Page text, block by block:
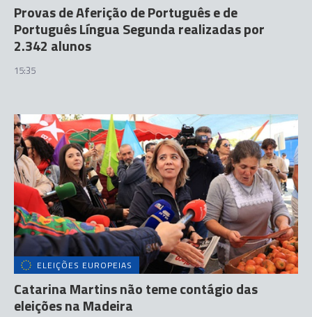
Provas de Aferição de Português e de
Português Língua Segunda realizadas por
2.342 alunos
15:35
ELEIÇÕES EUROPEIAS
Catarina Martins não teme contágio das
eleições na Madeira